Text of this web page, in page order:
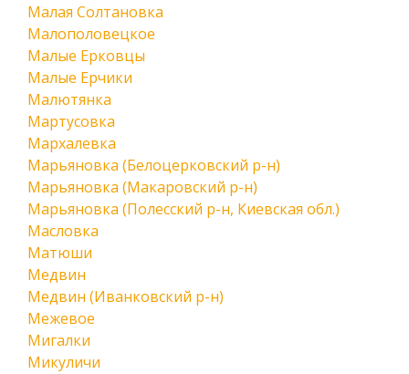
Малая Солтановка
Малополовецкое
Малые Ерковцы
Малые Ерчики
Малютянка
Мартусовка
Мархалевка
Марьяновка (Белоцерковский р-н)
Марьяновка (Макаровский р-н)
Марьяновка (Полесский р-н, Киевская обл.)
Масловка
Матюши
Медвин
Медвин (Иванковский р-н)
Межевое
Мигалки
Микуличи